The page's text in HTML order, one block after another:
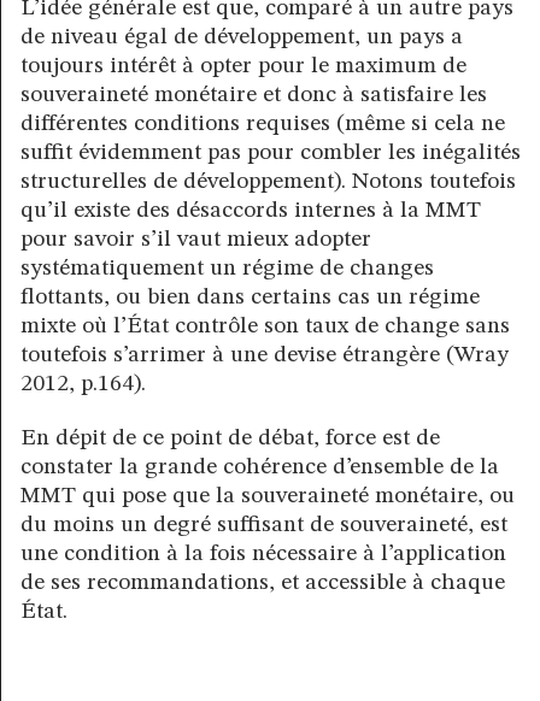
L’idée générale est que, comparé à un autre pays
de niveau égal de développement, un pays a
toujours intérêt à opter pour le maximum de
souveraineté monétaire et donc à satisfaire les
différentes conditions requises (même si cela ne
suffit évidemment pas pour combler les inégalités
structurelles de développement). Notons toutefois
qu’il existe des désaccords internes à la MMT
pour savoir s’il vaut mieux adopter
systématiquement un régime de changes
flottants, ou bien dans certains cas un régime
mixte où l’État contrôle son taux de change sans
toutefois s’arrimer à une devise étrangère (Wray
2012, p.164).
En dépit de ce point de débat, force est de
constater la grande cohérence d’ensemble de la
MMT qui pose que la souveraineté monétaire, ou
du moins un degré suffisant de souveraineté, est
une condition à la fois nécessaire à l’application
de ses recommandations, et accessible à chaque
État.